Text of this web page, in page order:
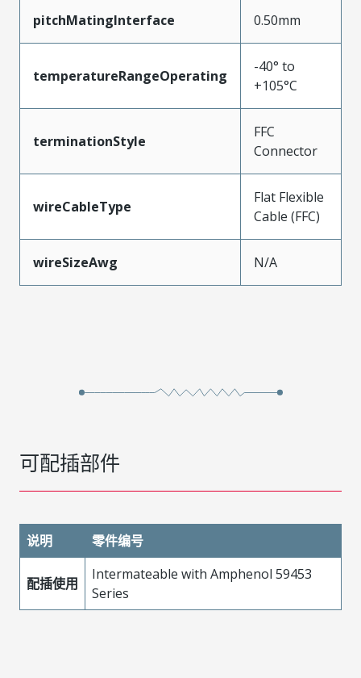
pitchMatingInterface 0.50mm
temperatureRangeOperating
-40° to
+105°C
terminationStyle
FFC
Connector
wireCableType
Flat Flexible
Cable (FFC)
wireSizeAwg N/A
可配插部件
说明 零件编号
配插使用
Intermateable with Amphenol 59453
Series